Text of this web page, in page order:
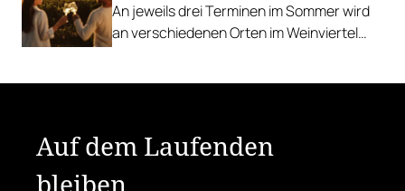
An jeweils drei Terminen im Sommer wird
an verschiedenen Orten im Weinviertel
Auf dem Laufenden
bleiben